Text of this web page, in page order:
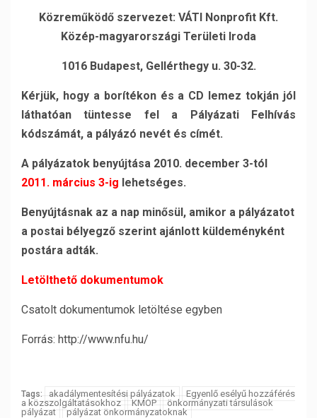
Közreműködő szervezet: VÁTI Nonprofit Kft.
Közép-magyarországi Területi Iroda
1016 Budapest, Gellérthegy u. 30-32.
Kérjük, hogy a borítékon és a CD lemez tokján jól
láthatóan tüntesse fel a Pályázati Felhívás
kódszámát, a pályázó nevét és címét.
A pályázatok benyújtása 2010. december 3-tól
2011. március 3-ig lehetséges.
Benyújtásnak az a nap minősül, amikor a pályázatot
a postai bélyegző szerint ajánlott küldeményként
postára adták.
Letölthető dokumentumok
Csatolt dokumentumok letöltése egyben
Forrás: http://www.nfu.hu/
Tags: akadálymentesítési pályázatok
Egyenlő esélyű hozzáférés
a közszolgáltatásokhoz
KMOP
önkormányzati társulások
pályázat
pályázat önkormányzatoknak